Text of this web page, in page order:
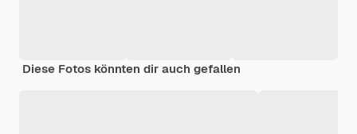
Diese Fotos könnten dir auch gefallen